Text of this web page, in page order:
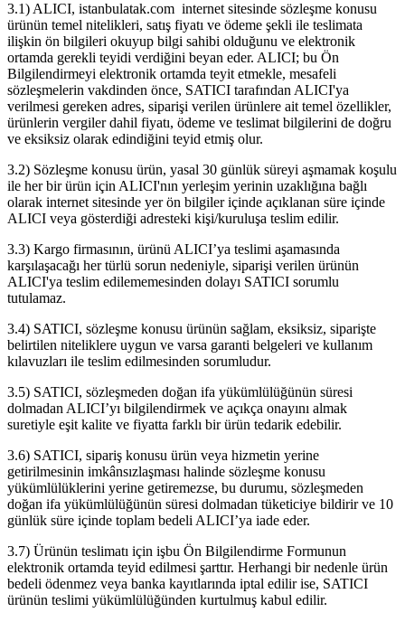
3.1) ALICI, istanbulatak.com internet sitesinde sözleşme konusu
ürünün temel nitelikleri, satış fiyatı ve ödeme şekli ile teslimata
ilişkin ön bilgileri okuyup bilgi sahibi olduğunu ve elektronik
ortamda gerekli teyidi verdiğini beyan eder. ALICI; bu Ön
Bilgilendirmeyi elektronik ortamda teyit etmekle, mesafeli
sözleşmelerin vakdinden önce, SATICI tarafından ALICI'ya
verilmesi gereken adres, siparişi verilen ürünlere ait temel özellikler,
ürünlerin vergiler dahil fiyatı, ödeme ve teslimat bilgilerini de doğru
ve eksiksiz olarak edindiğini teyid etmiş olur.
3.2) Sözleşme konusu ürün, yasal 30 günlük süreyi aşmamak koşulu
ile her bir ürün için ALICI'nın yerleşim yerinin uzaklığına bağlı
olarak internet sitesinde yer ön bilgiler içinde açıklanan süre içinde
ALICI veya gösterdiği adresteki kişi/kuruluşa teslim edilir.
3.3) Kargo firmasının, ürünü ALICI’ya teslimi aşamasında
karşılaşacağı her türlü sorun nedeniyle, siparişi verilen ürünün
ALICI'ya teslim edilememesinden dolayı SATICI sorumlu
tutulamaz.
3.4) SATICI, sözleşme konusu ürünün sağlam, eksiksiz, siparişte
belirtilen niteliklere uygun ve varsa garanti belgeleri ve kullanım
kılavuzları ile teslim edilmesinden sorumludur.
3.5) SATICI, sözleşmeden doğan ifa yükümlülüğünün süresi
dolmadan ALICI’yı bilgilendirmek ve açıkça onayını almak
suretiyle eşit kalite ve fiyatta farklı bir ürün tedarik edebilir.
3.6) SATICI, sipariş konusu ürün veya hizmetin yerine
getirilmesinin imkânsızlaşması halinde sözleşme konusu
yükümlülüklerini yerine getiremezse, bu durumu, sözleşmeden
doğan ifa yükümlülüğünün süresi dolmadan tüketiciye bildirir ve 10
günlük süre içinde toplam bedeli ALICI’ya iade eder.
3.7) Ürünün teslimatı için işbu Ön Bilgilendirme Formunun
elektronik ortamda teyid edilmesi şarttır. Herhangi bir nedenle ürün
bedeli ödenmez veya banka kayıtlarında iptal edilir ise, SATICI
ürünün teslimi yükümlülüğünden kurtulmuş kabul edilir.